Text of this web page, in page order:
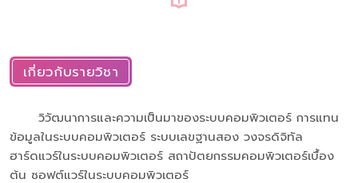
เกี่ยวกับรายวิชา
วิวัฒนาการและความเป็นมาของระบบคอมพิวเตอร์ การแทน
ข้อมูลในระบบคอมพิวเตอร์ ระบบเลขฐานสอง วงจรดิจิทัล
ฮาร์ดแวร์ในระบบคอมพิวเตอร์ สถาปัตยกรรมคอมพิวเตอร์เบื้อง
ต้น ซอฟต์แวร์ในระบบคอมพิวเตอร์